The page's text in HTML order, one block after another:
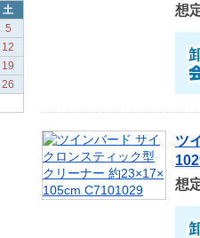
土
5
12
19
26
想
ツ
想